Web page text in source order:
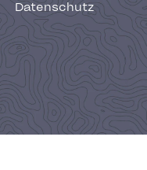
Datenschutz